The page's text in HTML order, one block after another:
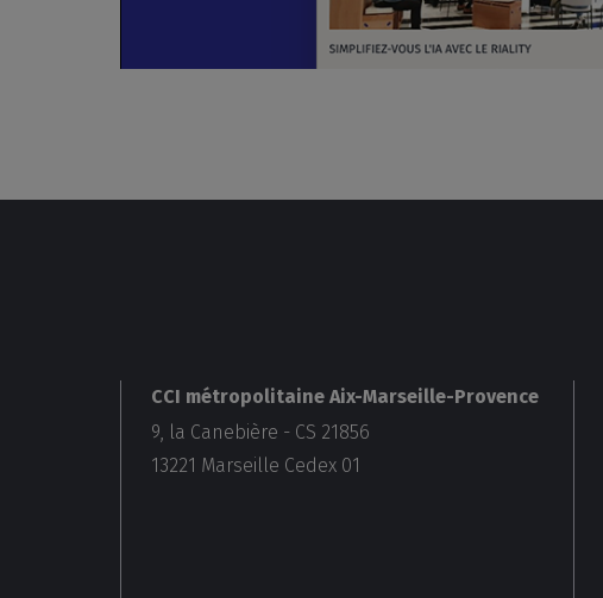
CCI métropolitaine Aix-Marseille-Provence
9, la Canebière - CS 21856
13221 Marseille Cedex 01